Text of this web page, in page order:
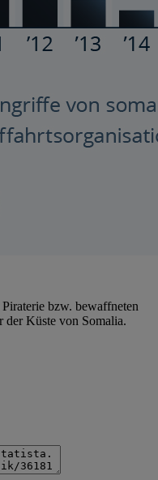
bzw. bewaffneten
der Küste von Somalia.